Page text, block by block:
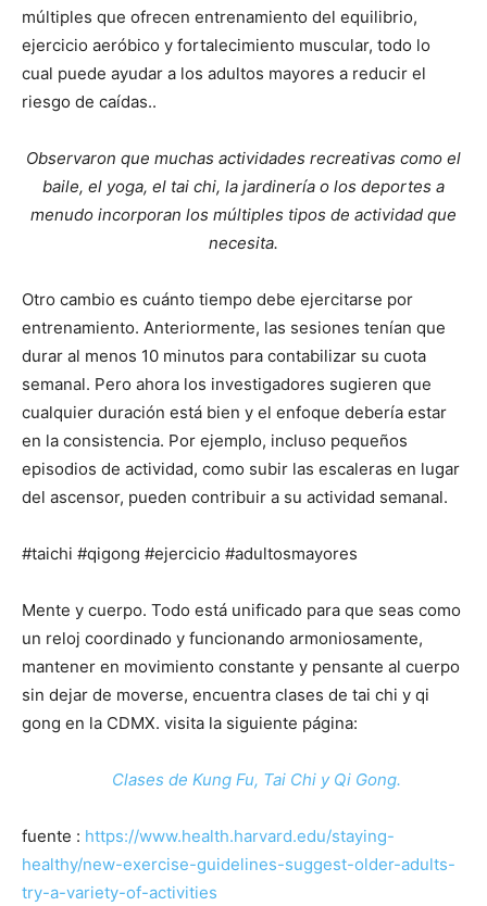
múltiples que ofrecen entrenamiento del equilibrio,
ejercicio aeróbico y fortalecimiento muscular, todo lo
cual puede ayudar a los adultos mayores a reducir el
riesgo de caídas..
Observaron que muchas actividades recreativas como el
baile, el yoga, el tai chi, la jardinería o los deportes a
menudo incorporan los múltiples tipos de actividad que
necesita.
Otro cambio es cuánto tiempo debe ejercitarse por
entrenamiento. Anteriormente, las sesiones tenían que
durar al menos 10 minutos para contabilizar su cuota
semanal. Pero ahora los investigadores sugieren que
cualquier duración está bien y el enfoque debería estar
en la consistencia. Por ejemplo, incluso pequeños
episodios de actividad, como subir las escaleras en lugar
del ascensor, pueden contribuir a su actividad semanal.
#taichi #qigong #ejercicio #adultosmayores
Mente y cuerpo. Todo está unificado para que seas como
un reloj coordinado y funcionando armoniosamente,
mantener en movimiento constante y pensante al cuerpo
sin dejar de moverse, encuentra clases de tai chi y qi
gong en la CDMX. visita la siguiente página:
Clases de Kung Fu, Tai Chi y Qi Gong.
fuente : https://www.health.harvard.edu/staying-
healthy/new-exercise-guidelines-suggest-older-adults-
try-a-variety-of-activities